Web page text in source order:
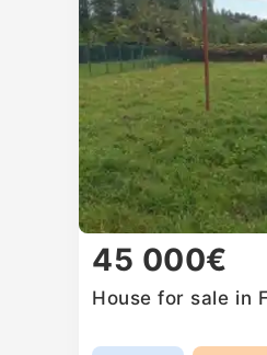
45 000€
House for sale in